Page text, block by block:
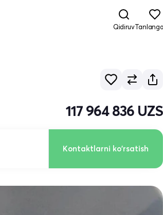
Qidiruv
117 964 836 UZS
Kontaktlarni ko'rsatish